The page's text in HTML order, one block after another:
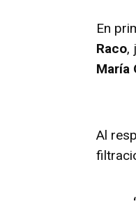
En
Raco,
María
Al